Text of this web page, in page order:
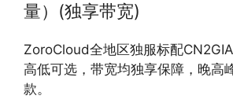
量）(独享带宽)
ZoroCloud全地区独服标配
高低可选，带宽均独享保障，晚高
款。